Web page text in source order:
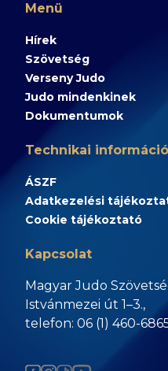
Menü
Hírek
Szövetség
Verseny Judo
Judo mindenkinek
Dokumentumok
Technikai információ
ÁSZF
Adatkezelési
Cookie tájékoztató
Kapcsolat
Magyar Judo
Istvánmezei út 1–3.,
telefon: 06 (1) 460-